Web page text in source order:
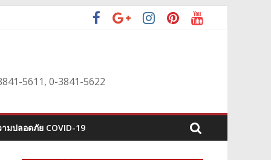
5611, 0-3841-5622
มปลอดภัย COVID-19